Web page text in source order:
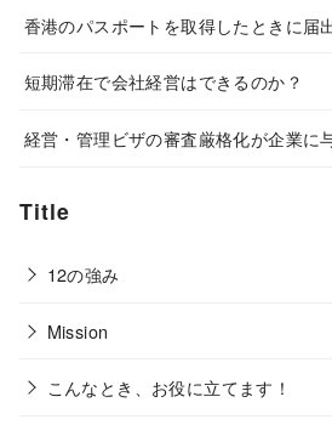
香港のパスポートを取得したときに届
短期滞在で会社経営はできるのか？
経営・管理ビザの審査厳格化が企業に
Title
12の強み
Mission
こんなとき、お役に立てます！